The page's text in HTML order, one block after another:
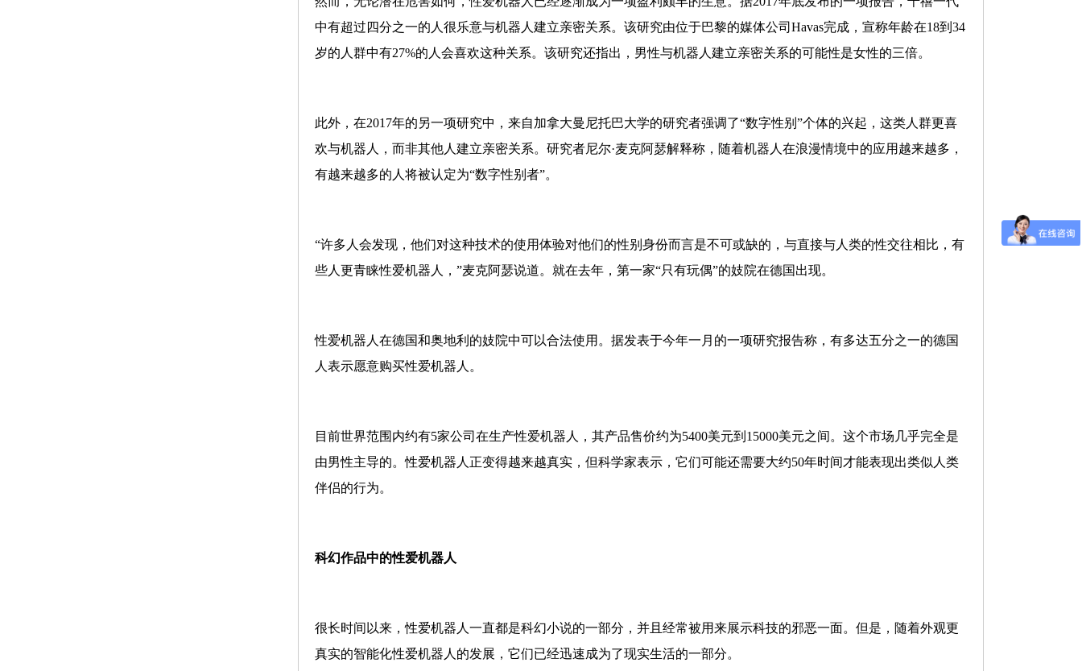
中有超过四分之一的人很乐意与机器人建立亲密关系。该研究由位于巴黎的媒体公司Havas完成，宣称年龄在18到34
岁的人群中有27%的人会喜欢这种关系。该研究还指出，男性与机器人建立亲密关系的可能性是女性的三倍。
此外，在2017年的另一项研究中，来自加拿大曼尼托巴大学的研究者强调了“数字性别”个体的兴起，这类人群更喜
欢与机器人，而非其他人建立亲密关系。研究者尼尔·麦克阿瑟解释称，随着机器人在浪漫情境中的应用越来越多，
有越来越多的人将被认定为“数字性别者”。
“许多人会发现，他们对这种技术的使用体验对他们的性别身份而言是不可或缺的，与直接与人类的性交往相比，有
些人更青睐性爱机器人，”麦克阿瑟说道。就在去年，第一家“只有玩偶”的妓院在德国出现。
性爱机器人在德国和奥地利的妓院中可以合法使用。据发表于今年一月的一项研究报告称，有多达五分之一的德国
人表示愿意购买性爱机器人。
目前世界范围内约有5家公司在生产性爱机器人，其产品售价约为5400美元到15000美元之间。这个市场几乎完全是
由男性主导的。性爱机器人正变得越来越真实，但科学家表示，它们可能还需要大约50年时间才能表现出类似人类
伴侣的行为。
科幻作品中的性爱机器人
很长时间以来，性爱机器人一直都是科幻小说的一部分，并且经常被用来展示科技的邪恶一面。但是，随着外观更
真实的智能化性爱机器人的发展，它们已经迅速成为了现实生活的一部分。